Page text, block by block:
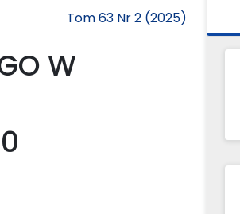
Tom 63 Nr 2 (2025)
W